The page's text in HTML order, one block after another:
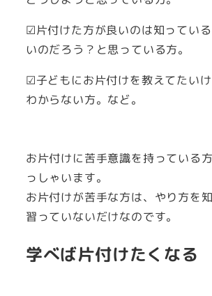
☑片付けた方が良いのは知ってい
いのだろう？と思っている方。
☑子どもにお片付けを教えてたい
わからない方。など。
お片付けに苦手意識を持っている
っしゃいます。
お片付けが苦手な方は、やり方を
習っていないだけなのです。
学べば片付けたくなる